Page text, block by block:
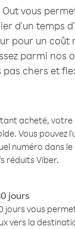
vous
d'un temps
pour un coût
parmi nos
pas chers et
acheté,
Vous pouvez
numéro dans le
réduits Viber.
jours
jours vous
vers la